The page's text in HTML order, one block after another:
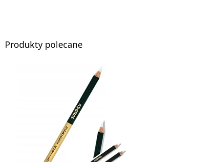
Produkty polecane